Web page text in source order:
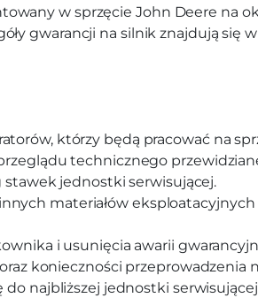
w sprzęcie John Deere na
gwarancji na silnik znajdują się w
którzy będą pracować na
technicznego
stawek jednostki serwisującej.
materiałów
i usunięcia awarii
konieczności przeprowadzenia
najbliższej jednostki